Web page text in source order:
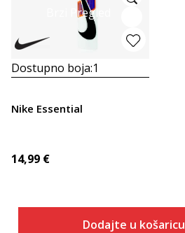
Brzi Pregled
Dostupno boja:1
Nike Essential
14,99 €
Dodajte u košaricu